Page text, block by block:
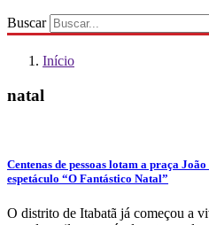
Buscar
Início
natal
Centenas de pessoas lotam a praça
espetáculo “O Fantástico Natal”
O distrito de Itabatã já começou a